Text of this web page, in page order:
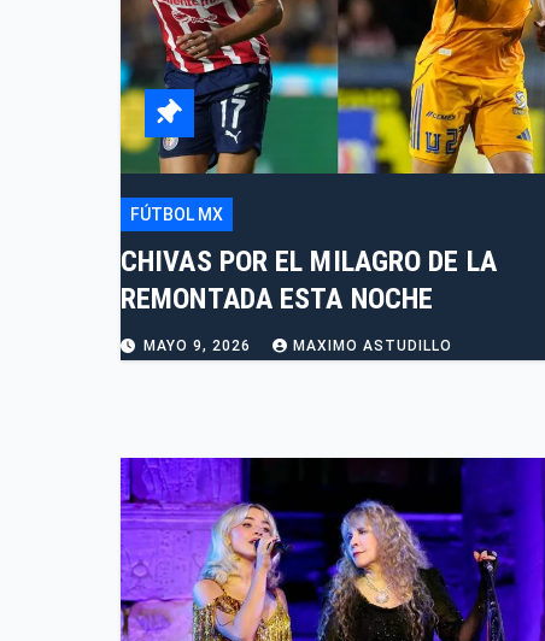
FÚTBOL MX
CHIVAS POR EL MILAGRO DE LA
REMONTADA ESTA NOCHE
MAYO 9, 2026 MAXIMO ASTUDILLO